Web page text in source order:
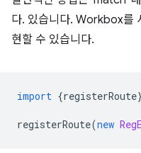
다. 있습니다. Workbox를
현할 수 있습니다.
import {registerRoute}
registerRoute(new